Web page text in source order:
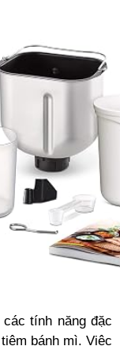
tính năng đặc
bánh mì. Việc